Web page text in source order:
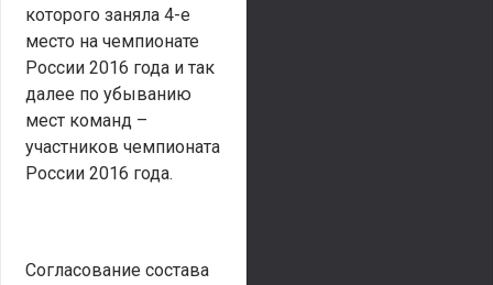
которого заняла 4-е
место на чемпионате
России 2016 года и так
далее по убыванию
мест команд –
участников чемпионата
России 2016 года.
Согласование состава